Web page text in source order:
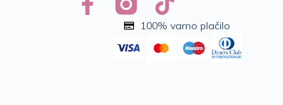
100% varno plačilo